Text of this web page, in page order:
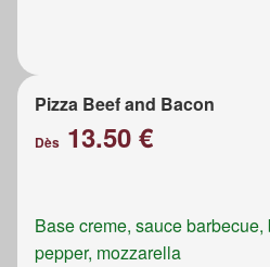
Pizza Beef and Bacon
Dès 13.50 €
Base creme, sauce
pepper, mozzarella